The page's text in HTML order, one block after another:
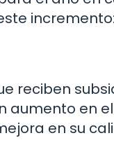
incremento:
reciben
aumento en
en su